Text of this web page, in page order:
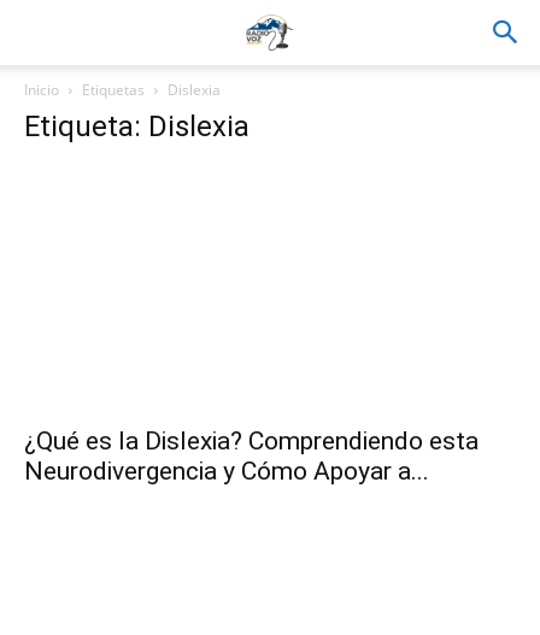
Inicio Etiquetas Dislexia
Etiqueta: Dislexia
¿Qué es la Dislexia? Comprendiendo esta
Neurodivergencia y Cómo Apoyar a...